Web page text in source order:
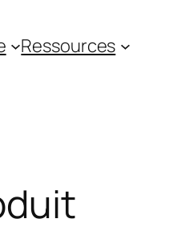
Ressources